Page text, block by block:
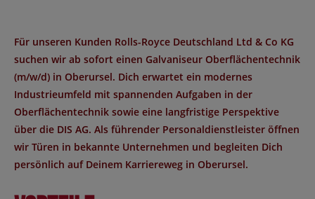
Für unseren Kunden Rolls-Royce Deutschland Ltd & Co KG
suchen wir ab sofort einen Galvaniseur Oberflächentechnik
(m/w/d) in Oberursel. Dich erwartet ein modernes
Industrieumfeld mit spannenden Aufgaben in der
Oberflächentechnik sowie eine langfristige Perspektive
über die DIS AG. Als führender Personaldienstleister öffnen
wir Türen in bekannte Unternehmen und begleiten Dich
persönlich auf Deinem Karriereweg in Oberursel.